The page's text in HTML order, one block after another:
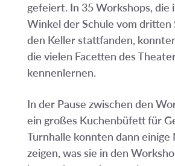
gefeiert. In 35 Workshops, die
Winkel der Schule vom dritten
den Keller stattfanden,
die vielen Facetten des
kennenlernen.
In der Pause zwischen den
ein großes Kuchenbüfett für
Turnhalle konnten dann einige
zeigen, was sie in den